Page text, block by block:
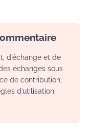
d’échange et de
échanges sous
de contribution,
d’utilisation.